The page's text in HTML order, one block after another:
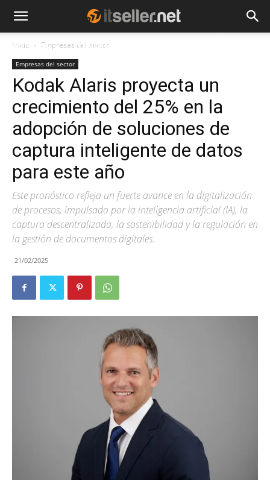
NOTICIAS TENDENCIAS
Inicio Empresas del sector
Empresas del sector
Kodak Alaris proyecta un
crecimiento del 25% en la
adopción de soluciones de
captura inteligente de datos
para este año
Este pronóstico refleja un fuerte avance en la digitalización
de procesos, impulsado por la inteligencia artificial (IA), la
captura descentralizada, la sostenibilidad y la regulación en
la gestión de documentos digitales.
21/02/2025